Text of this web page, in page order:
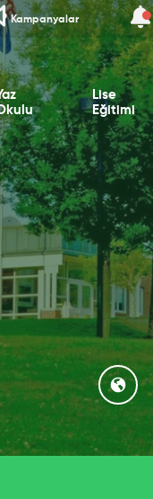
Kampanyalar
Lise
Eğitimi